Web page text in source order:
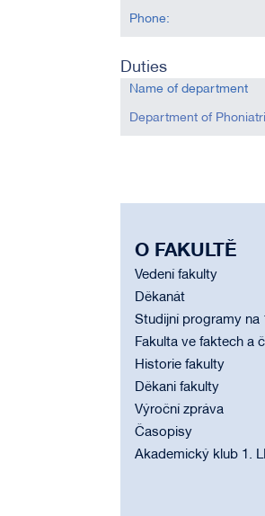
Phone:
Duties
Name of department
Department of
O FAKULTĚ
Vedení fakulty
Děkanát
Studijní programy na
Fakulta ve faktech a
Historie fakulty
Děkani fakulty
Výroční zpráva
Časopisy
Akademický klub 1.